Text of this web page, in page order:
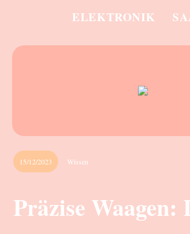
ELEKTRONIK
15/12/2023 Wissen
Präzise